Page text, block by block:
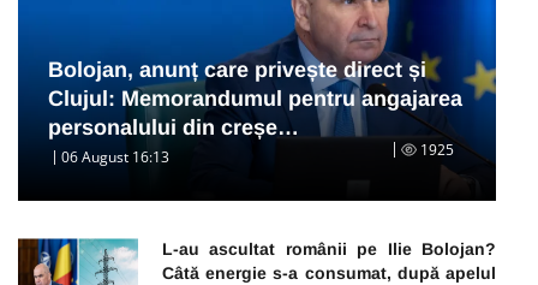
Bolojan, anunț care privește direct și
Clujul: Memorandumul pentru angajarea
personalului din creșe…
06 August 16:13 1925
L-au ascultat românii pe Ilie Bolojan?
Câtă energie s-a consumat, după apelul